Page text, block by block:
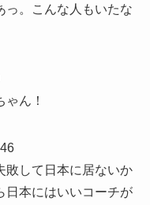
っ。こんな人もいたな
ん！
敗して日本に居ないか
日本にはいいコーチが